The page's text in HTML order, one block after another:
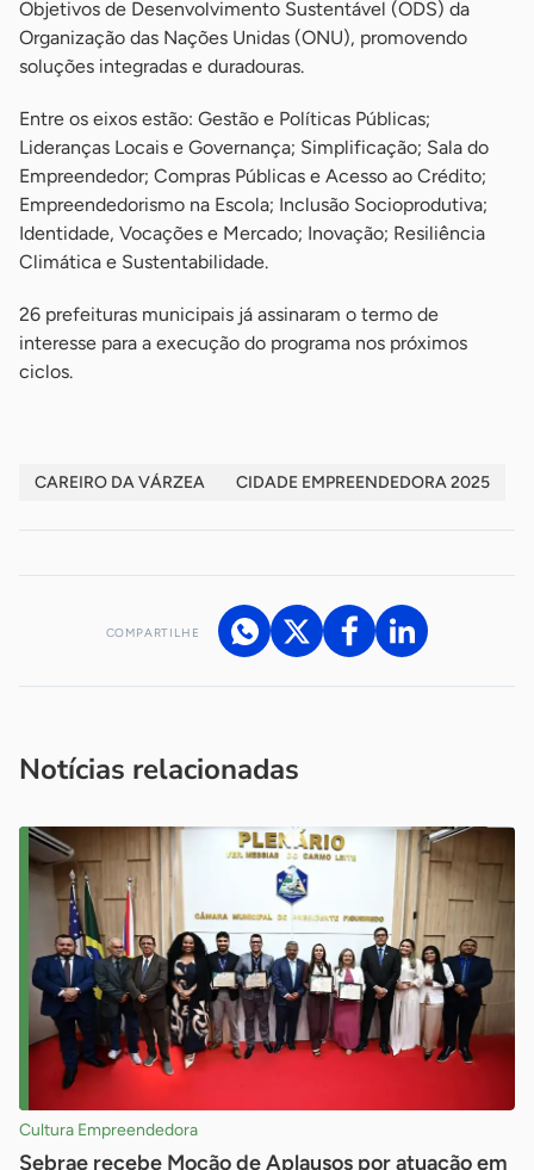
Objetivos de Desenvolvimento Sustentável (ODS) da
Organização das Nações Unidas (ONU), promovendo
soluções integradas e duradouras.
Entre os eixos estão: Gestão e Políticas Públicas;
Lideranças Locais e Governança; Simplificação; Sala do
Empreendedor; Compras Públicas e Acesso ao Crédito;
Empreendedorismo na Escola; Inclusão Socioprodutiva;
Identidade, Vocações e Mercado; Inovação; Resiliência
Climática e Sustentabilidade.
26 prefeituras municipais já assinaram o termo de
interesse para a execução do programa nos próximos
ciclos.
CAREIRO DA VÁRZEA CIDADE EMPREENDEDORA 2025
COMPARTILHE
Notícias relacionadas
Cultura Empreendedora
Sebrae recebe Moção de Aplausos por atuação em